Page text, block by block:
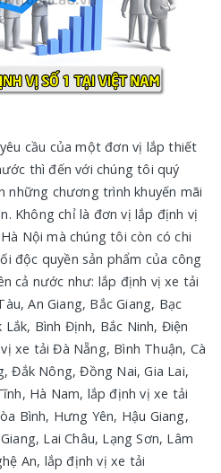
cầu của một đơn vị lắp thiết
thì đến với chúng tôi quý
những chương trình khuyến mãi
Không chỉ là đơn vị lắp định vị
Nội mà chúng tôi còn có chi
độc quyền sản phẩm của công
cả nước như: lắp định vị xe tải
An Giang, Bắc Giang, Bạc
Bình Định, Bắc Ninh, Điện
xe tải Đà Nẵng, Bình Thuận, Cà
Đắk Nông, Đồng Nai, Gia Lai,
Hà Nam, lắp định vị xe tải
Bình, Hưng Yên, Hậu Giang,
Lai Châu, Lạng Sơn, Lâm
An, lắp định vị xe tải